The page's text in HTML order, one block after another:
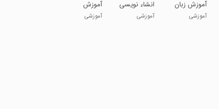
آموزش زبان
کوردی - کردی
آموزشی
انشاء نویسی
آموزشی
آموزش
پاورپوینت
آموزشی